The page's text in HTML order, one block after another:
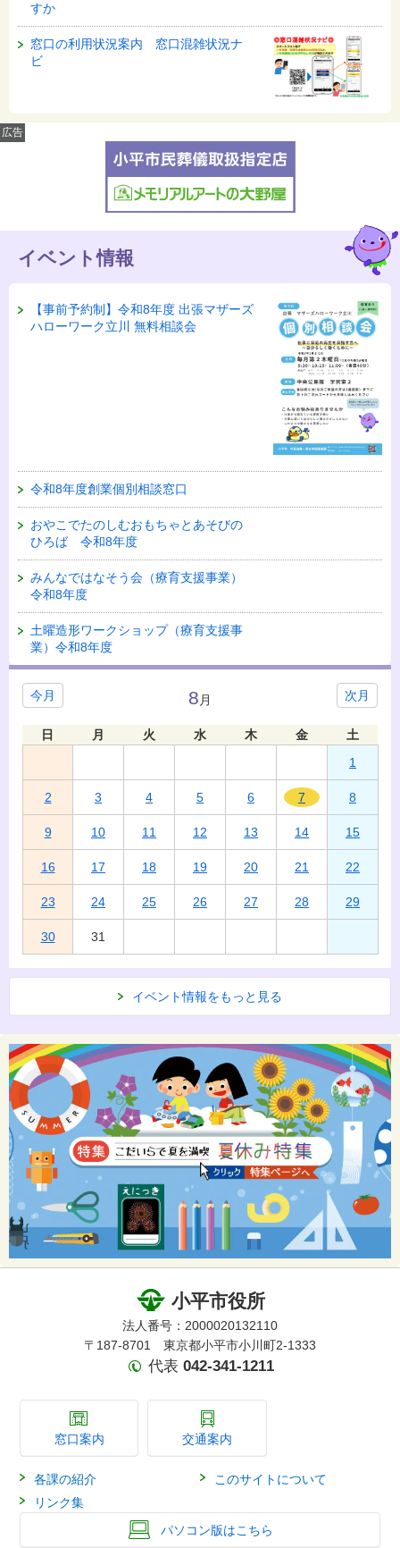
すか
窓口の利用状況案内 窓口混雑状況ナ
ビ
広告
イベント情報
【事前予約制】令和8年度 出張マザーズ
ハローワーク立川 無料相談会
令和8年度創業個別相談窓口
おやこでたのしむおもちゃとあそびの
ひろば 令和8年度
みんなではなそう会（療育支援事業）
令和8年度
土曜造形ワークショップ（療育支援事
業）令和8年度
今月 次月
8月
日 月 火 水 木 金
土
1
2 3 4 5 6 7 8
9 10 11 12 13 14 15
16 17 18 19 20 21 22
23 24 25 26 27 28 29
30 31
イベント情報をもっと見る
小平市役所
法人番号：2000020132110
〒187-8701 東京都小平市小川町2-1333
代表 042-341-1211
窓口案内 交通案内
各課の紹介
このサイトについて
リンク集
パソコン版はこちら